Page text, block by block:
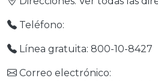
Teléfono:
Línea gratuita: 800-10-8427
Correo electrónico: